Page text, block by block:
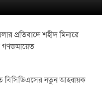
প্রতিবাদে শহীদ মিনারে
গণজমায়েত
বিসিডিএসের নতুন আহ্বায়ক